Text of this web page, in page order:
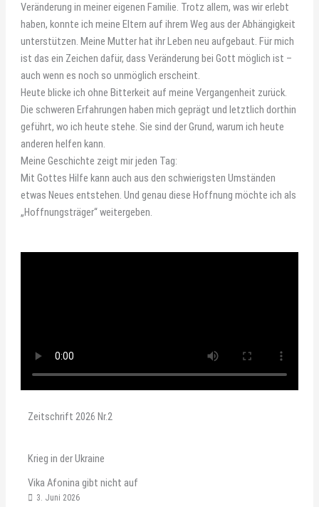
Veränderung in meiner eigenen Familie. Trotz allem, was wir erlebt
haben, konnte ich meine Eltern auf ihrem Weg aus der Abhängigkeit
unterstützen. Meine Mutter hat ihr Leben neu aufgebaut. Für mich
ist das ein Zeichen dafür, dass Veränderung bei Gott möglich ist –
auch wenn es noch so unmöglich erscheint.
Heute blicke ich ohne Bitterkeit auf meine Vergangenheit zurück.
Die schweren Erfahrungen haben mich geprägt und letztlich dorthin
geführt, wo ich heute stehe. Sie sind der Grund, warum ich heute
anderen helfen kann.
Meine Geschichte zeigt mir jeden Tag:
Mit Gottes Hilfe kann auch aus den schwierigsten Umständen
etwas Neues entstehen. Und genau diese Hoffnung möchte ich als
„Hoffnungsträger“ weitergeben.
Zeitschrift 2026 Nr.2
Krieg in der Ukraine
Vika Afonina gibt nicht auf
3. Juni 2026